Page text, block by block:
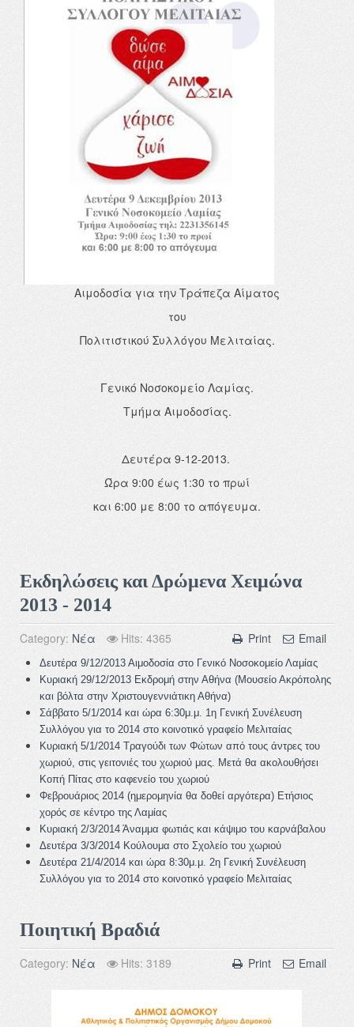
Αιμοδοσία για την Τράπεζα Αίματος
του
Πολιτιστικού Συλλόγου Μελιταίας.
Γενικό Νοσοκομείο Λαμίας.
Τμήμα Αιμοδοσίας.
Δευτέρα 9-12-2013.
Ώρα 9:00 έως 1:30 το πρωί
και 6:00 με 8:00 το απόγευμα.
Εκδηλώσεις και Δρώμενα Χειμώνα
2013 - 2014
Print Email
Category: Νέα Hits: 4365
Δευτέρα 9/12/2013 Αιμοδοσία στο Γενικό Νοσοκομείο Λαμίας
Κυριακή 29/12/2013 Εκδρομή στην Αθήνα (Μουσείο Ακρόπολης
και βόλτα στην Χριστουγεννιάτικη Αθήνα)
Σάββατο 5/1/2014 και ώρα 6:30μ.μ. 1η Γενική Συνέλευση
Συλλόγου για το 2014 στο κοινοτικό γραφείο Μελιταίας
Κυριακή 5/1/2014 Τραγούδι των Φώτων από τους άντρες του
χωριού, στις γειτονιές του χωριού μας. Μετά θα ακολουθήσει
Κοπή Πίτας στο καφενείο του χωριού
Φεβρουάριος 2014 (ημερομηνία θα δοθεί αργότερα) Ετήσιος
χορός σε κέντρο της Λαμίας
Κυριακή 2/3/2014 Άναμμα φωτιάς και κάψιμο του καρνάβαλου
Δευτέρα 3/3/2014 Κούλουμα στο Σχολείο του χωριού
Δευτέρα 21/4/2014 και ώρα 8:30μ.μ. 2η Γενική Συνέλευση
Συλλόγου για το 2014 στο κοινοτικό γραφείο Μελιταίας
Ποιητική Βραδιά
Print Email
Category: Νέα Hits: 3189